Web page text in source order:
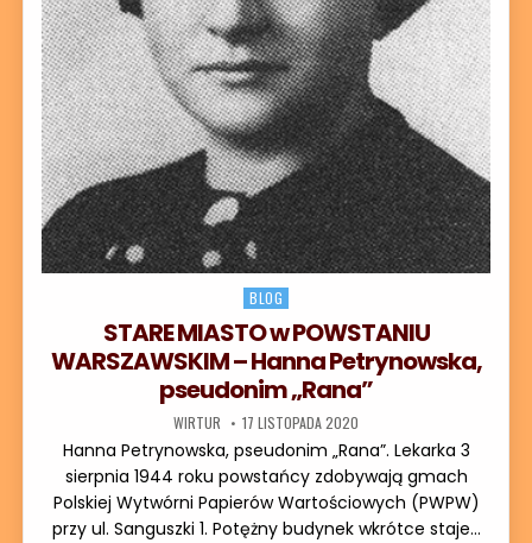
Posted in
BLOG
STARE MIASTO w POWSTANIU
WARSZAWSKIM – Hanna Petrynowska,
pseudonim „Rana”
AUTOR:
WIRTUR DATA PUBLIKACJI:
17 LISTOPADA 2020
Hanna Petrynowska, pseudonim „Rana”. Lekarka 3
sierpnia 1944 roku powstańcy zdobywają gmach
Polskiej Wytwórni Papierów Wartościowych (PWPW)
przy ul. Sanguszki 1. Potężny budynek wkrótce staje…